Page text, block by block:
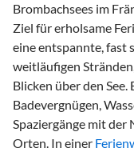
Brombachsees im
Ziel für erholsame
eine entspannte, fast
weitläufigen
Blicken über den See.
Badevergnügen,
Spaziergänge mit der
Orten. In einer